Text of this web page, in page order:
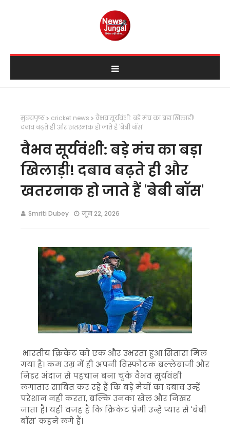
मुख्यपृष्ठ cricket news
वैभव सूर्यवंशी: बड़े मंच का बड़ा खिलाड़ी!
दबाव बढ़ते ही और खतरनाक हो जाते हैं 'बेबी बॉस'
वैभव सूर्यवंशी: बड़े मंच का बड़ा
खिलाड़ी! दबाव बढ़ते ही और
खतरनाक हो जाते हैं 'बेबी बॉस'
Smriti Dubey जून 22, 2026
भारतीय क्रिकेट को एक और उभरता हुआ सितारा मिल
गया है। कम उम्र में ही अपनी विस्फोटक बल्लेबाजी और
निडर अंदाज से पहचान बना चुके वैभव सूर्यवंशी
लगातार साबित कर रहे हैं कि बड़े मैचों का दबाव उन्हें
परेशान नहीं करता, बल्कि उनका खेल और निखर
जाता है। यही वजह है कि क्रिकेट प्रेमी उन्हें प्यार से 'बेबी
बॉस' कहने लगे हैं।